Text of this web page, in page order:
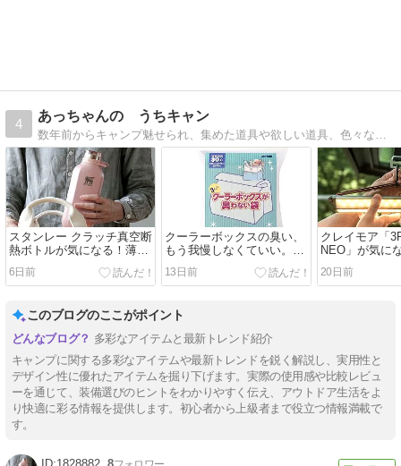
4
あっちゃんの うちキャン
数年前からキャンプ魅せられ、集めた道具や欲しい道具、色々なキャンプ道具を比較してみたりして妄想を膨らませ、あれこれ勝手に書いてるブログです
スタンレー クラッチ真空断
熱ボトルが気になる！薄型
で持ち運びやすい新作水筒
をチェック
6日前
クーラーボックスの臭い、
もう我慢しなくていい。
BOS「臭わない袋」が地味
に神アイテムかもしれない
13日前
クレイモア「
NEO」が気に
9500ルーメン
ン！！
20日前
このブログのここがポイント
多彩なアイテムと最新トレンド紹介
キャンプに関する多彩なアイテムや最新トレンドを鋭く解説し、実用性と
デザイン性に優れたアイテムを掘り下げます。実際の使用感や比較レビュ
ーを通じて、装備選びのヒントをわかりやすく伝え、アウトドア生活をよ
り快適に彩る情報を提供します。初心者から上級者まで役立つ情報満載で
す。